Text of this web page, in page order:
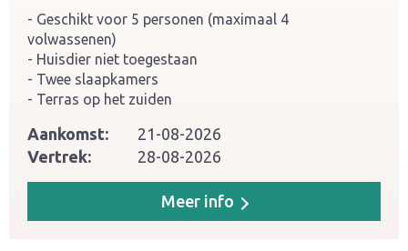
Geschikt voor 5 personen (maximaal 4
volwassenen)
Huisdier niet toegestaan
Twee slaapkamers
Terras op het zuiden
Aankomst:
21-08-2026
Vertrek:
28-08-2026
Meer info